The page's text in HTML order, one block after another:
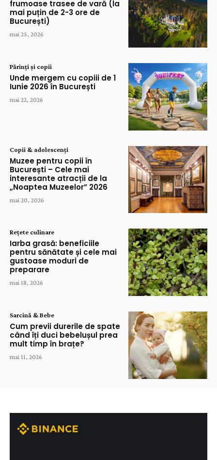
frumoase trasee de vară (la
mai puțin de 2-3 ore de
București)
mai 25, 2026
Părinți și copii
Unde mergem cu copiii de 1
Iunie 2026 în București
mai 22, 2026
Copii & adolescenți
Muzee pentru copii în
București – Cele mai
interesante atracții de la
„Noaptea Muzeelor” 2026
mai 20, 2026
Rețete culinare
Iarba grasă: beneficiile
pentru sănătate și cele mai
gustoase moduri de
preparare
mai 18, 2026
Sarcină & Bebe
Cum previi durerile de spate
când îți duci bebelușul prea
mult timp în brațe?
mai 11, 2026